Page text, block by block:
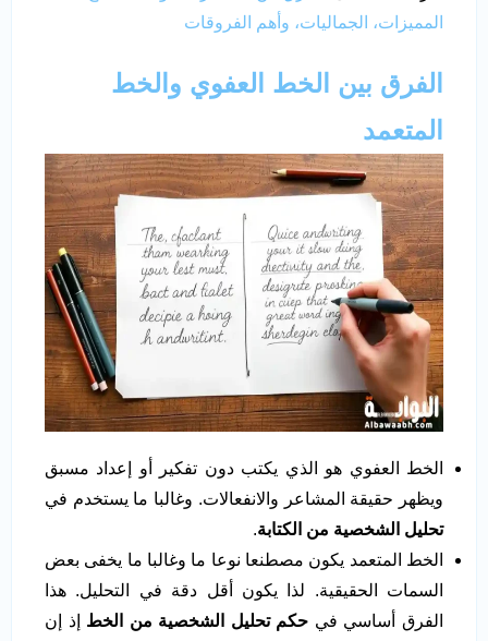
المميزات، الجماليات، وأهم الفروقات
الفرق بين الخط العفوي والخط
المتعمد
الخط العفوي هو الذي يكتب دون تفكير أو إعداد مسبق
ويظهر حقيقة المشاعر والانفعالات. وغالبا ما يستخدم في
تحليل الشخصية من الكتابة.
الخط المتعمد يكون مصطنعا نوعا ما وغالبا ما يخفى بعض
السمات الحقيقية. لذا يكون أقل دقة في التحليل. هذا
الفرق أساسي في حكم تحليل الشخصية من الخط إذ إن